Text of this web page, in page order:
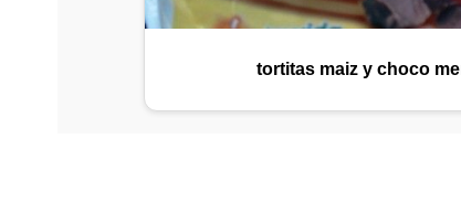
tortitas maiz y choco